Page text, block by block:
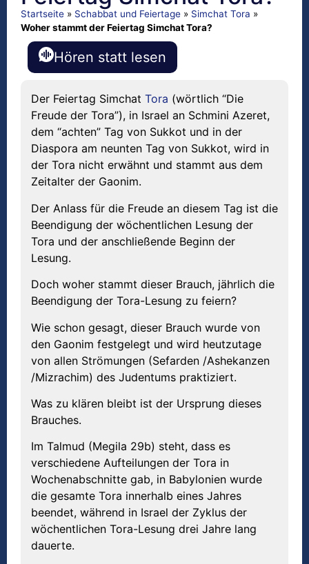
Startseite » Schabbat und Feiertage » Simchat Tora »
Woher stammt der Feiertag Simchat Tora?
Hören statt lesen
Der Feiertag Simchat Tora (wörtlich “Die
Freude der Tora”), in Israel an Schmini Azeret,
dem “achten” Tag von Sukkot und in der
Diaspora am neunten Tag von Sukkot, wird in
der Tora nicht erwähnt und stammt aus dem
Zeitalter der Gaonim.
Der Anlass für die Freude an diesem Tag ist die
Beendigung der wöchentlichen Lesung der
Tora und der anschließende Beginn der
Lesung.
Doch woher stammt dieser Brauch, jährlich die
Beendigung der Tora-Lesung zu feiern?
Wie schon gesagt, dieser Brauch wurde von
den Gaonim festgelegt und wird heutzutage
von allen Strömungen (Sefarden /Ashekanzen
/Mizrachim) des Judentums praktiziert.
Was zu klären bleibt ist der Ursprung dieses
Brauches.
Im Talmud (Megila 29b) steht, dass es
verschiedene Aufteilungen der Tora in
Wochenabschnitte gab, in Babylonien wurde
die gesamte Tora innerhalb eines Jahres
beendet, während in Israel der Zyklus der
wöchentlichen Tora-Lesung drei Jahre lang
dauerte.